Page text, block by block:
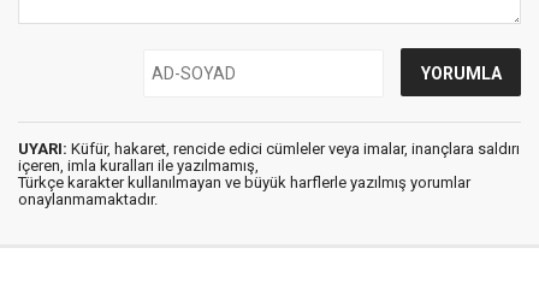
UYARI: Küfür, hakaret, rencide edici cümleler veya imalar, inançlara saldırı
içeren, imla kuralları ile yazılmamış,
Türkçe karakter kullanılmayan ve büyük harflerle yazılmış yorumlar
onaylanmamaktadır.